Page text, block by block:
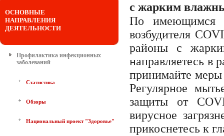
ОСНОВНЫЕ
НАПРАВЛЕНИЯ
ДЕЯТЕЛЬНОСТИ
Профилактика инфекционных
заболеваний
Статистика
Обзоры
Национальный проект "Здоровье"
с жарким
По имеющимся
возбудителя
районы с
направляетесь в
принимайте меры
Регулярное
защиты от
вирусное
прикоснетесь к